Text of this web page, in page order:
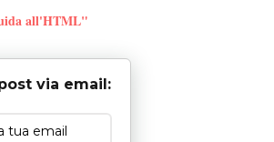
all'HTML"
via email: